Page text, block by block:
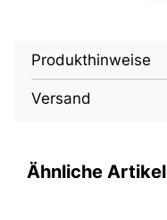
Produkthinweise
Versand
Ähnliche Artikel